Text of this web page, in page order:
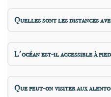
Quelles sont les distances
L'océan est-il accessible à pied
Que peut-on visiter aux